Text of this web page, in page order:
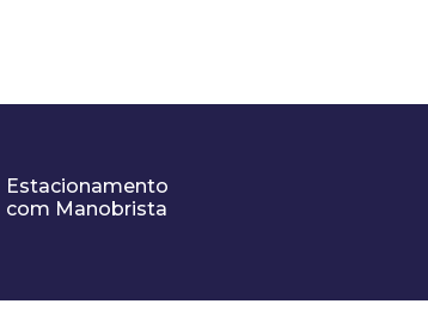
Estacionamento
com Manobrista